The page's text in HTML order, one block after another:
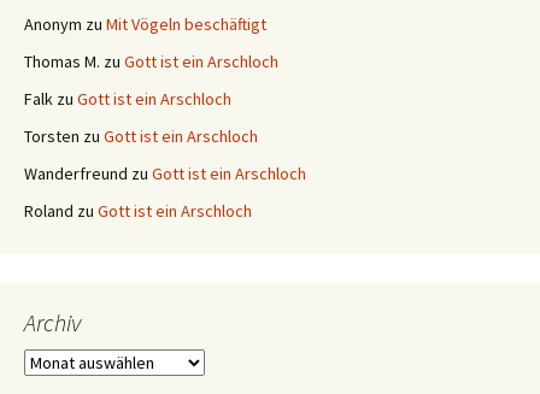
Anonym zu Mit Vögeln beschäftigt
Thomas M. zu Gott ist ein Arschloch
Falk zu Gott ist ein Arschloch
Torsten zu Gott ist ein Arschloch
Wanderfreund zu Gott ist ein Arschloch
Roland zu Gott ist ein Arschloch
Archiv
Archiv